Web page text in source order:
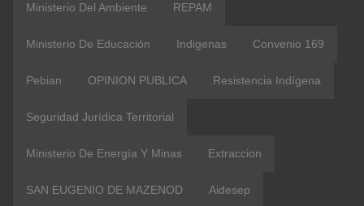
Ministerio Del Ambiente REPAM
Ministerio De Educación Indigenas Convenio 169
Pebian OPINION PUBLICA Resistencia Indígena
Seguridad Jurídica Territorial
Ministerio De Energía Y Minas Extraccion
SAN EUGENIO DE MAZENOD Aidesep